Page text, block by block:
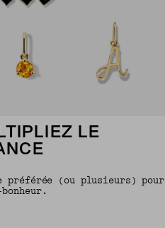
LE
préférée (ou plusieurs) pour